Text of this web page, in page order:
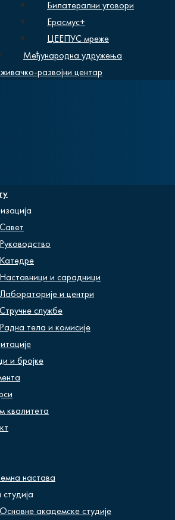
Билатерални уговори
Ерасмус+
ЦЕЕПУС мреже
Међународна удружења
развојни центар
Савет
Руководство
Катедре
Наставници и сарадници
Лабораторије и центри
Стручне службе
Радна тела и комисије
и бројке
квалитета
настава
Основне академске студије